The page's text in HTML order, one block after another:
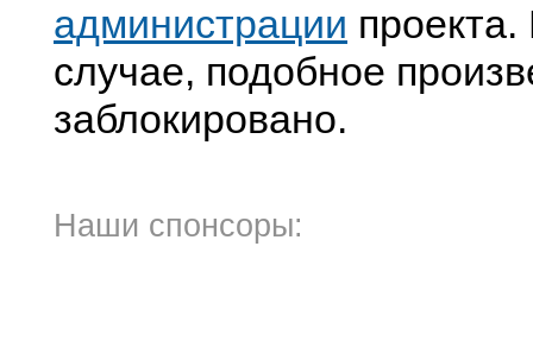
администрации
случае, подобное
заблокировано.
Наши спонсоры: